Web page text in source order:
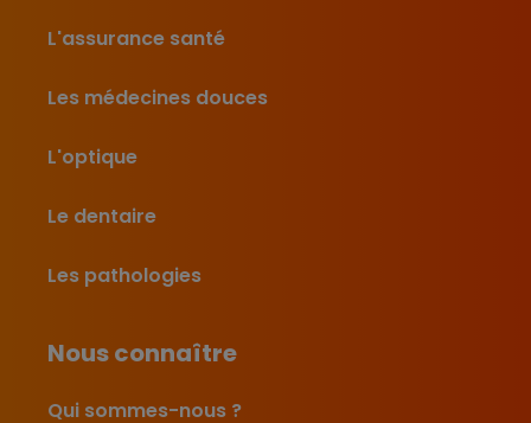
L'assurance santé
Les médecines douces
L'optique
Le dentaire
Les pathologies
Nous connaître
Qui sommes-nous ?